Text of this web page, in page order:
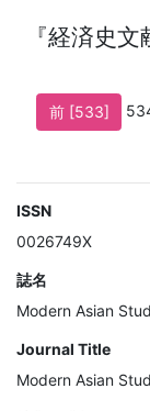
『経済史
前 [533]
ISSN
0026749X
誌名
Modern Asian
Journal Title
Modern Asian